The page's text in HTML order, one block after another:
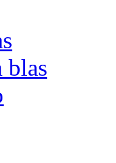
blas